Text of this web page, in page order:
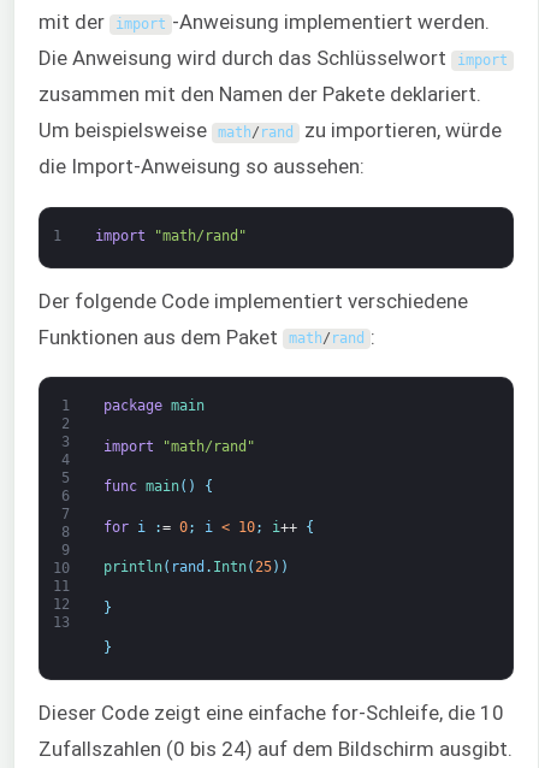
mit der
import -Anweisung implementiert werden.
Die Anweisung wird durch das Schlüsselwort
import
zusammen mit den Namen der Pakete deklariert.
Um beispielsweise
math/ rand zu importieren, würde
die Import-Anweisung so aussehen:
1 import "math/rand"
Der folgende Code implementiert verschiedene
Funktionen aus dem Paket
math/ rand :
1
2
3
4
5
6
7
8
9
10
11
12
13
package main
import "math/rand"
func main( ) {
for i := 0; i < 10; i++ {
println( rand . Intn(25) )
}
}
Dieser Code zeigt eine einfache for-Schleife, die 10
Zufallszahlen (0 bis 24) auf dem Bildschirm ausgibt.